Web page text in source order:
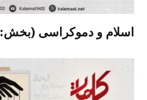
اسلام و دموکراسی (بخش: ۱۰)